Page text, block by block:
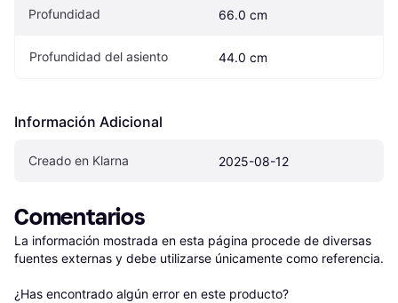
Profundidad 66.0 cm
Profundidad del asiento 44.0 cm
Información Adicional
Creado en Klarna 2025-08-12
Comentarios
La información mostrada en esta página procede de diversas
fuentes externas y debe utilizarse únicamente como referencia.
¿Has encontrado algún error en este producto?